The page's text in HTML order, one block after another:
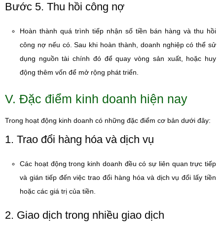
Bước 5. Thu hồi công nợ
Hoàn thành quá trình tiếp nhận số tiền bán hàng và thu hồi
công nợ nếu có. Sau khi hoàn thành, doanh nghiệp có thể sử
dụng nguồn tài chính đó để quay vòng sản xuất, hoặc huy
động thêm vốn để mở rộng phát triển.
V. Đặc điểm kinh doanh hiện nay
Trong hoạt động kinh doanh có những đặc điểm cơ bản dưới đây:
1. Trao đổi hàng hóa và dịch vụ
Các hoạt động trong kinh doanh đều có sự liên quan trực tiếp
và gián tiếp đến việc trao đổi hàng hóa và dịch vụ đổi lấy tiền
hoặc các giá trị của tiền.
2. Giao dịch trong nhiều giao dịch